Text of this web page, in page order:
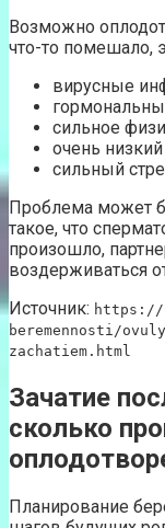
Возможно
что-то помешало,
вирусные
сильное
очень
сильный
Проблема может
такое, что
произошло,
воздерживаться
Источник: https://
beremennosti/
zachatiem.html
Зачатие
сколько
Планирование